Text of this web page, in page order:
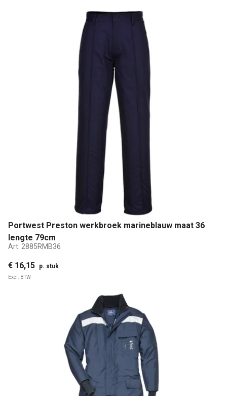
Portwest Preston werkbroek marineblauw maat 36
lengte 79cm
Art: 2885RMB36
€ 16,15 p. stuk
Excl. BTW